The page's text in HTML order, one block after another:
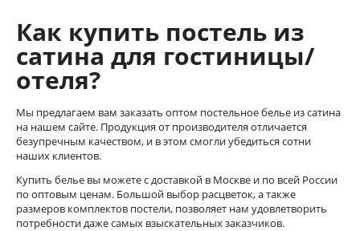
Как купить постель из
сатина для гостиницы/
отеля?
Мы предлагаем вам заказать оптом постельное белье из сатина
на нашем сайте. Продукция от производителя отличается
безупречным качеством, и в этом смогли убедиться сотни
наших клиентов.
Купить белье вы можете с доставкой в Москве и по всей России
по оптовым ценам. Большой выбор расцветок, а также
размеров комплектов постели, позволяет нам удовлетворить
потребности даже самых взыскательных заказчиков.